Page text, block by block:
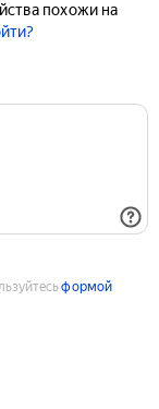
похожи на
формой